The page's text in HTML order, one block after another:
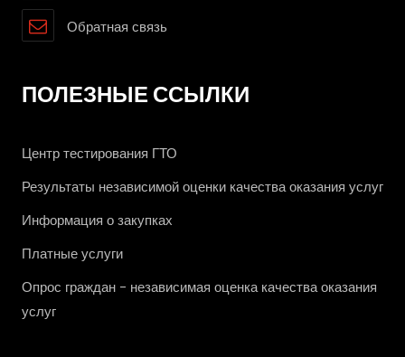
Обратная связь
ПОЛЕЗНЫЕ ССЫЛКИ
Центр тестирования ГТО
Результаты независимой оценки качества оказания услуг
Информация о закупках
Платные услуги
Опрос граждан - независимая оценка качества оказания
услуг